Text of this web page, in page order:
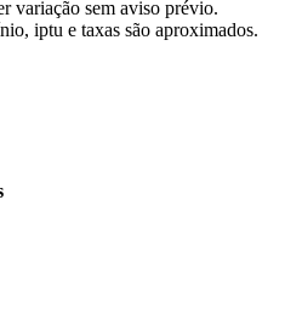
variação sem aviso prévio.
iptu e taxas são aproximados.